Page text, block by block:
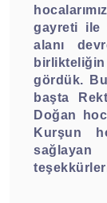
gayreti ile
alanı
gördük.
başta
Doğan
Kurşun